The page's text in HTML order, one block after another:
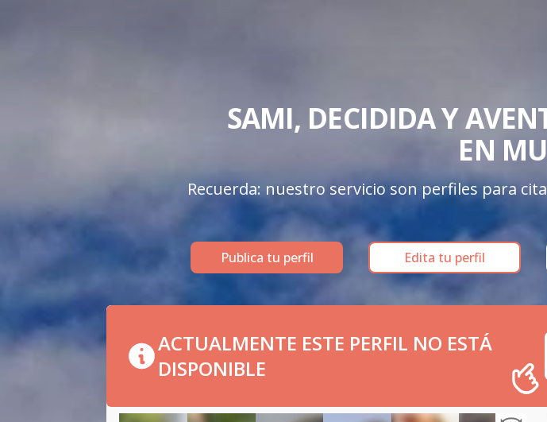
SAMI, DECIDIDA Y
EN
Recuerda: nuestro servicio son perfiles para
Publica tu perfil Edita tu perfil
ACTUALMENTE ESTE PERFIL NO ESTÁ
DISPONIBLE